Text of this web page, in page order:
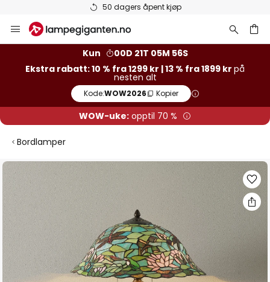
50 dagers åpent kjøp
Hopp
til
Kun
00D 21T 05M 56S
Ekstra rabatt: 10 % fra 1299 kr | 13 % fra 1899 kr på
nesten alt
Kode:WOW2026 Kopier
WOW-uke: opptil 70 %
Bordlamper
Gå
til
slutten
av
bildegalleri